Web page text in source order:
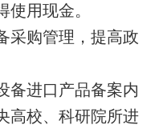
用现金。
购管理，提高政
进口产品备案内
高校、科研院所进